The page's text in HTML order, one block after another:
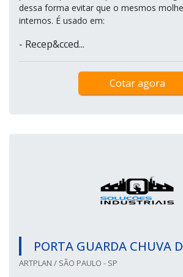
dessa forma evitar que o mesmos
internos. É usado em:
- Recep&cced...
Cotar agora
PORTA GUARDA CHUVA
ARTPLAN / SÃO PAULO - SP